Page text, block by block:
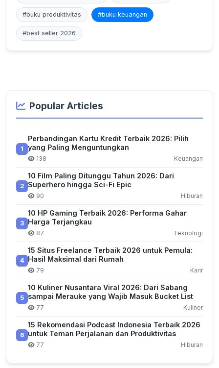
#buku produktivitas #buku keuangan
#best seller 2026
Popular Articles
1
Perbandingan Kartu Kredit Terbaik 2026: Pilih
yang Paling Menguntungkan
138 Keuangan
2
10 Film Paling Ditunggu Tahun 2026: Dari
Superhero hingga Sci-Fi Epic
90 Hiburan
3
10 HP Gaming Terbaik 2026: Performa Gahar
Harga Terjangkau
87 Teknologi
4
15 Situs Freelance Terbaik 2026 untuk Pemula:
Hasil Maksimal dari Rumah
79 Karir
5
10 Kuliner Nusantara Viral 2026: Dari Sabang
sampai Merauke yang Wajib Masuk Bucket List
77 Kuliner
6
15 Rekomendasi Podcast Indonesia Terbaik 2026
untuk Teman Perjalanan dan Produktivitas
77 Hiburan